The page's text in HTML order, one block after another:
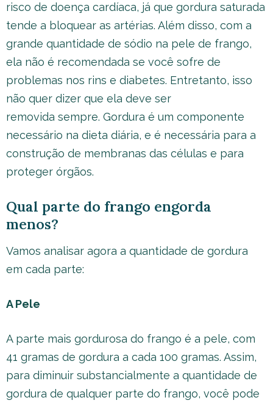
risco de doença cardíaca, já que gordura saturada
tende a bloquear as artérias. Além disso, com a
grande quantidade de sódio na pele de frango,
ela não é recomendada se você sofre de
problemas nos rins e diabetes. Entretanto, isso
não quer dizer que ela deve ser
removida sempre. Gordura é um componente
necessário na dieta diária, e é necessária para a
construção de membranas das células e para
proteger órgãos.
Qual parte do frango engorda
menos?
Vamos analisar agora a quantidade de gordura
em cada parte:
A Pele
A parte mais gordurosa do frango é a pele, com
41 gramas de gordura a cada 100 gramas. Assim,
para diminuir substancialmente a quantidade de
gordura de qualquer parte do frango, você pode